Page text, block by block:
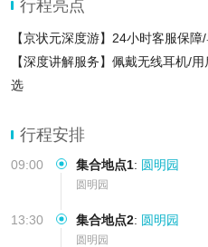
行程亮点
【京状元深度游】24小时客服保
【深度讲解服务】佩戴无线耳机/
选
行程安排
09:00 集合地点1: 圆明园
圆明园
13:30 集合地点2: 圆明园
圆明园